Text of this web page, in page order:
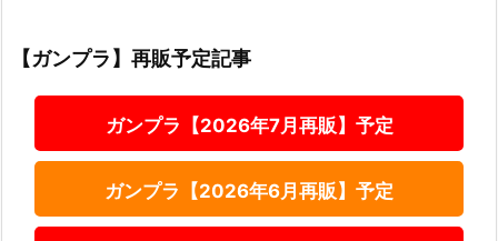
【ガンプラ】再販予定記事
ガンプラ【2026年7月再販】予定
ガンプラ【2026年6月再販】予定